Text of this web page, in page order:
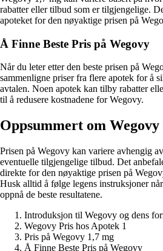
rabatter eller tilbud som er tilgjengelige.
apoteket for den nøyaktige prisen på
Å Finne Beste Pris på Wegovy
Når du leter etter den beste prisen på
sammenligne priser fra flere apotek for å
avtalen. Noen apotek kan tilby rabatter
til å redusere kostnadene for Wegovy.
Oppsummert om
Prisen på Wegovy kan variere avhengig
eventuelle tilgjengelige tilbud. Det
direkte for den nøyaktige prisen på
Husk alltid å følge legens instruksjoner
oppnå de beste resultatene.
Introduksjon til Wegovy og dens
Wegovy Pris hos Apotek 1
Pris på Wegovy 1,7 mg
Å Finne Beste Pris på Wegovy